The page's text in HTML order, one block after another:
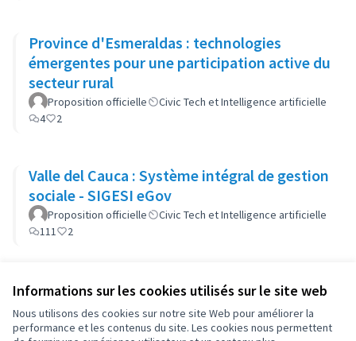
Informations sur les cookies utilisés sur le site web
Nous utilisons des cookies sur notre site Web pour améliorer la
performance et les contenus du site. Les cookies nous permettent
Province d'Esmeraldas : technologies
émergentes pour une participation active du
secteur rural
Proposition officielle
Civic Tech et Intelligence artificielle
4
2
Valle del Cauca : Système intégral de gestion
sociale - SIGESI eGov
Proposition officielle
Civic Tech et Intelligence artificielle
111
2